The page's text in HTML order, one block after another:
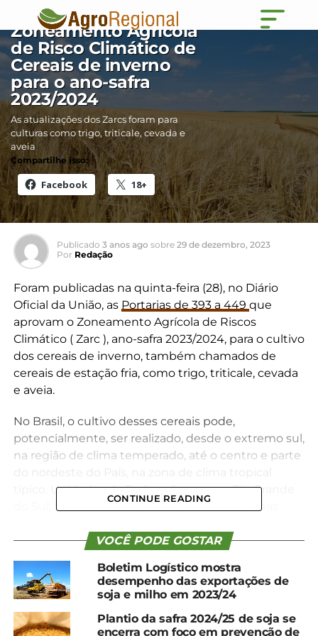
Mapa publica
Zoneamento Agrícola
de Risco Climático de
Cereais de inverno
para o ano-safra
2023/2024
As atualizações dos Zarcs foram para
culturas como trigo, triticale, cevada e
aveia
Compartilhe isso:
Facebook 18+
Publicado 3 anos ago sobre 29 de dezembro, 2023
Por Redação
Foram publicadas na quinta-feira (28), no Diário
Oficial da União, as Portarias de 393 a 449 que
aprovam o Zoneamento Agrícola de Riscos
Climático ( Zarc ), ano-safra 2023/2024, para o cultivo
dos cereais de inverno, também chamados de
cereais de estação fria, como trigo, triticale, cevada
e aveia.
No Brasil, o cultivo desses cereais pode,
potencialmente, ser realizado, desde o extremo sul,
na região de clima temperado, até o centro e parte
típico. Unidades da Federação como o Rio Grande
do Sul, Santa Catarina, Paraná, São Paulo, Minas
Bahia, além do Distrito Federal, possuem
indicações de produção desses cultivos, tanto em
sistema sequeiro como irrigado.
relacionados aos problemas climáticos e permite
CONTINUE READING
VOCÊ PODE GOSTAR
Boletim Logístico mostra
desempenho das exportações de
soja e milho em 2023/24
Plantio da safra 2024/25 de soja se
encerra com foco em prevenção de